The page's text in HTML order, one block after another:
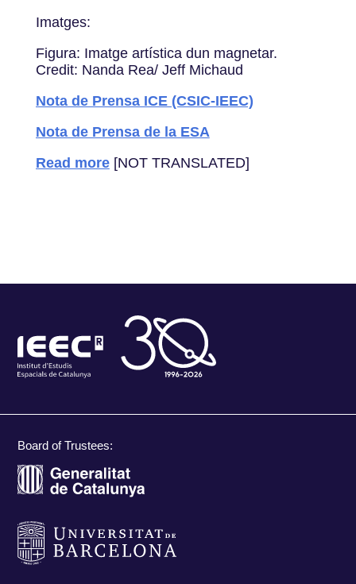
Imatges:
Figura: Imatge artística dun magnetar.
Credit: Nanda Rea/ Jeff Michaud
Nota de Prensa ICE (CSIC-IEEC)
Nota de Prensa de la ESA
Read more[NOT TRANSLATED]
Board of Trustees: